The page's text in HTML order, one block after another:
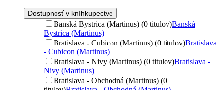
Dostupnosť v kníhkupectve
Banská Bystrica (Martinus) (0 titulov)Banská
Bystrica (Martinus)
Bratislava - Cubicon (Martinus) (0 titulov)Bratislava
- Cubicon (Martinus)
Bratislava - Nivy (Martinus) (0 titulov)Bratislava -
Nivy (Martinus)
Bratislava - Obchodná (Martinus) (0